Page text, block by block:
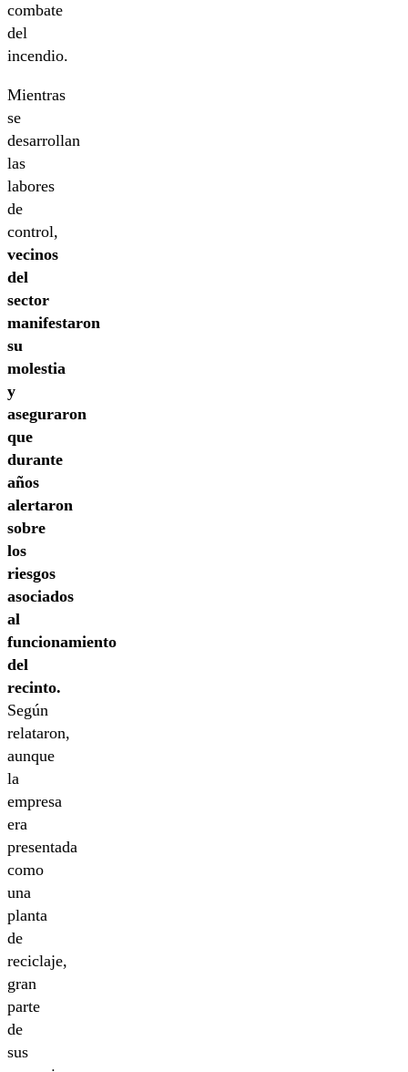
combate
del
incendio.
Mientras
se
desarrollan
las
labores
de
control,
vecinos
del
sector
manifestaron
su
molestia
y
aseguraron
que
durante
años
alertaron
sobre
los
riesgos
asociados
al
funcionamiento
del
recinto.
Según
relataron,
aunque
la
empresa
era
presentada
como
una
planta
de
reciclaje,
gran
parte
de
sus